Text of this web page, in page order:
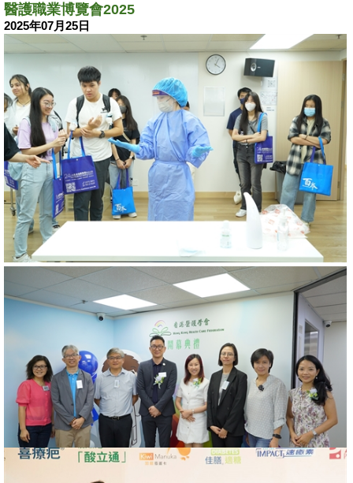
醫護職業博覽會2025
2025年07月25日
最受醫護人員歡迎健康品牌大獎2018
2018年06月09日